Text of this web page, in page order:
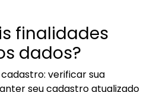
finalidades
dados?
verificar sua
seu cadastro atualizado